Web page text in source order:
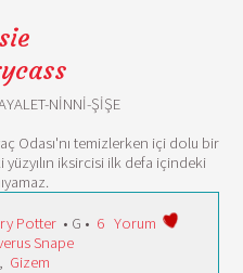
NİNNİ-ŞİŞE
Odası'nı temizlerken içi dolu bir
iksircisi ilk defa içindeki
Potter • G • 6 Yorum
Snape
, Gizem